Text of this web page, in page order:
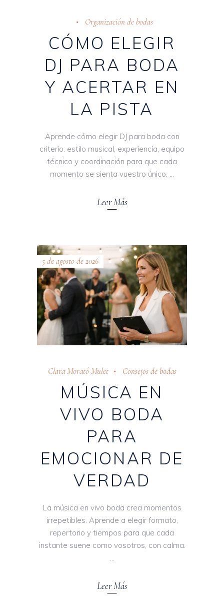
Organización de bodas
CÓMO ELEGIR
DJ PARA BODA
Y ACERTAR EN
LA PISTA
Aprende cómo elegir DJ para boda con
criterio: estilo musical, experiencia, equipo
técnico y coordinación para que cada
momento se sienta vuestro único.
Leer Más
5 de agosto de 2026
Clara Morató Mulet Consejos de bodas
MÚSICA EN
VIVO BODA
PARA
EMOCIONAR DE
VERDAD
La música en vivo boda crea momentos
irrepetibles. Aprende a elegir formato,
repertorio y tiempos para que cada
instante suene como vosotros, con calma.
Leer Más